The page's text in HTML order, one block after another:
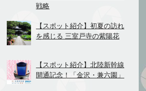
戦略
【スポット紹介】初夏の訪れ
を感じる 三室戸寺の紫陽花
【スポット紹介】北陸新幹線
開通記念！「金沢・兼六園」